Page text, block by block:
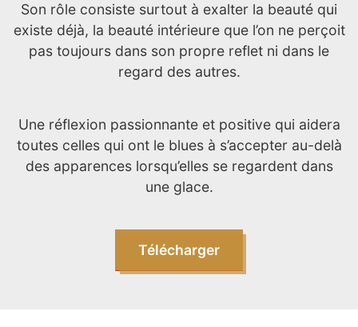
Son rôle consiste surtout à exalter la beauté qui
existe déjà, la beauté intérieure que l’on ne perçoit
pas toujours dans son propre reflet ni dans le
regard des autres.
Une réflexion passionnante et positive qui aidera
toutes celles qui ont le blues à s’accepter au-delà
des apparences lorsqu’elles se regardent dans
une glace.
Télécharger